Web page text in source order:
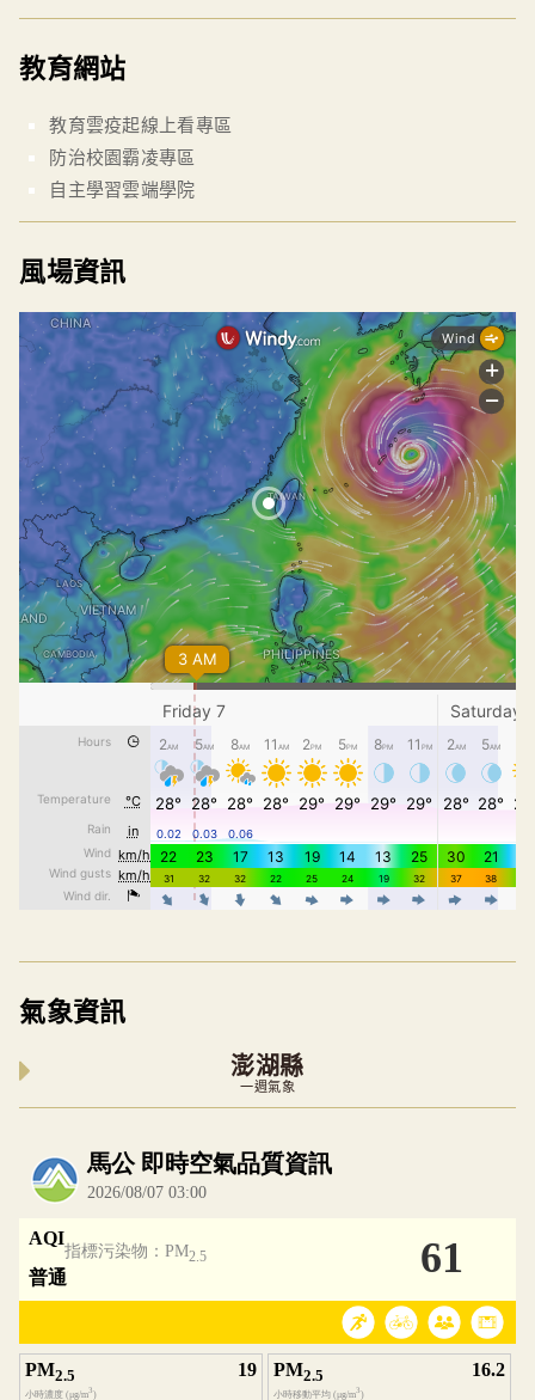
教育網站
教育雲疫起線上看專區
防治校園霸凌專區
自主學習雲端學院
風場資訊
氣象資訊
澎湖縣
一週氣象
內嵌空氣品質小工具為視覺預覽，完整即時空